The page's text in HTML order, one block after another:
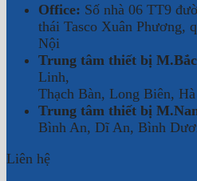
Office: Số nhà 06 TT9
thái Tasco Xuân Phương,
Nội
Trung tâm thiết bị
Linh,
Thạch Bàn, Long Biên,
Trung tâm thiết bị
Bình An, Dĩ An, Bình
Liên hệ